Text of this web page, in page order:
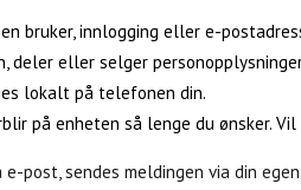
bruker, innlogging eller e-
deler eller selger
lokalt på telefonen din.
på enheten så lenge du ønsker.
post, sendes meldingen via din